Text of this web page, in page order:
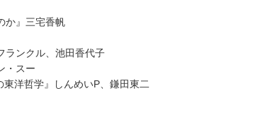
か』三宅香帆
ランクル、池田香代子
・スー
洋哲学』しんめいP、鎌田東二